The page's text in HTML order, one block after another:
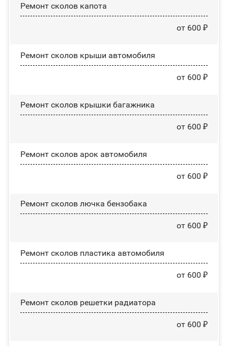
Ремонт сколов капота
от 600 ₽
Ремонт сколов крыши автомобиля
от 600 ₽
Ремонт сколов крышки багажника
от 600 ₽
Ремонт сколов арок автомобиля
от 600 ₽
Ремонт сколов лючка бензобака
от 600 ₽
Ремонт сколов пластика автомобиля
от 600 ₽
Ремонт сколов решетки радиатора
от 600 ₽